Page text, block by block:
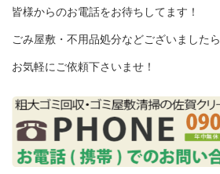
皆様からのお電話をお待ちしてます！
ごみ屋敷・不用品処分などございましたら
お気軽にご依頼下さいませ！